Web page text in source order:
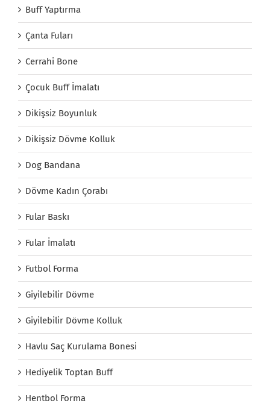
Buff Yaptırma
Çanta Fuları
Cerrahi Bone
Çocuk Buff İmalatı
Dikişsiz Boyunluk
Dikişsiz Dövme Kolluk
Dog Bandana
Dövme Kadın Çorabı
Fular Baskı
Fular İmalatı
Futbol Forma
Giyilebilir Dövme
Giyilebilir Dövme Kolluk
Havlu Saç Kurulama Bonesi
Hediyelik Toptan Buff
Hentbol Forma